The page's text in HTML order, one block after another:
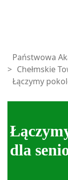
Państwowa
> Chełmskie
Łączymy
dla